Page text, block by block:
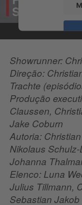
Showrunner:
Direção:
Trachte
Produção
Claussen,
Jake Coburn
Autoria:
Nikolaus
Johanna
Elenco: Luna
Julius Tillmann,
Sebastian